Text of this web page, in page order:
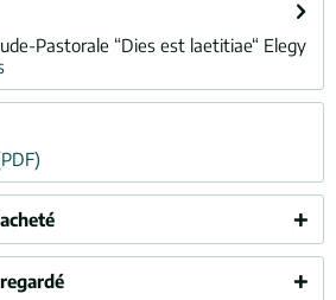
Pastorale “Dies est laetitiae“ Elegy